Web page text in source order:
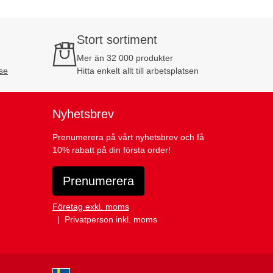
Stort sortiment
Mer än 32 000 produkter
Hitta enkelt allt till arbetsplatsen
Nyhetsbrev
Prenumerera på vårt nyhetsbrev och få
10% rabatt på din första order!
Prenumerera
Företag exkl. moms
Privatperson inkl. moms